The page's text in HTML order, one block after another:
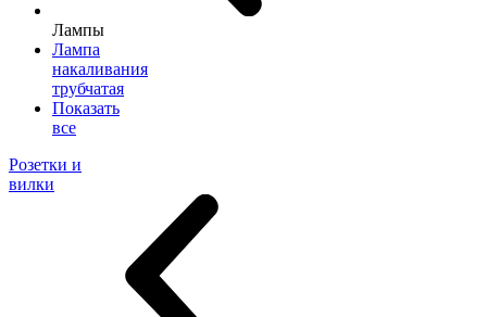
Лампы
Лампа
накаливания
трубчатая
Показать
все
Розетки и
вилки